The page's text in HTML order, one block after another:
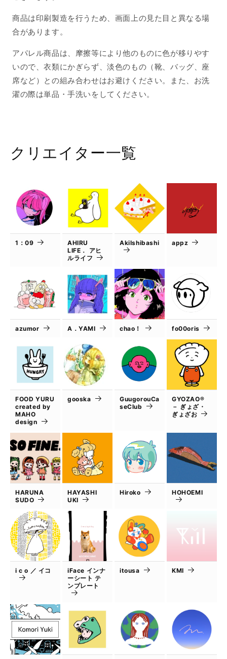
商品は印刷製造を行うため、画面上の見た目と異なる場
合があります。
アパレル商品は、摩擦等により他のものに色が移りやす
いので、衣類にかぎらず、淡色のもの（靴、バッグ、座
席など）との組み合わせはお避けください。また、お洗
濯の際は単品・手洗いをしてください。
クリエイター一覧
1：09
AHIRU
LIFE． アヒ
ルライフ
AkiIshibashi appz
azumor A．YAMI chao！ fo00oris
FOOD YURU
created by
MAHO
design
gooska
GuugorouCa
seClub
GYOZAO®
－ ぎょざ・
ぎょざお
HARUNA
SUDO
HAYASHI
UKI
Hiroko HOHOEMI
i c o ／ イコ
iFace インナ
ーシート テ
ンプレート
itousa KMI